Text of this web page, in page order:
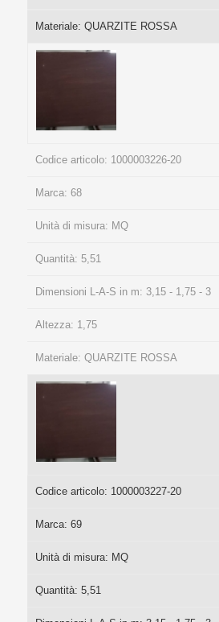
Materiale: QUARZITE ROSSA
Codice articolo: 1000003226-20
Marca: 68
Unità di misura: MQ
Quantità: 5,51
Dimensioni L-A-S in m: 3,15 - 1,75 - 3
Altezza: 1,75
Materiale: QUARZITE ROSSA
Codice articolo: 1000003227-20
Marca: 69
Unità di misura: MQ
Quantità: 5,51